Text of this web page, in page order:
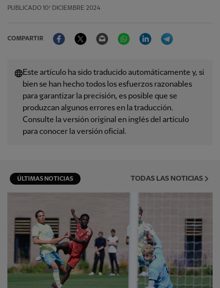
PUBLICADO 10º DICIEMBRE 2024
COMPARTIR
FacebookTwitter Email WhatsAppLinkedIn
Este artículo ha sido traducido automáticamente y, si
bien se han hecho todos los esfuerzos razonables
para garantizar la precisión, es posible que se
produzcan algunos errores en la traducción.
Consulte la versión original en inglés del artículo
para conocer la versión oficial.
ÚLTIMAS NOTICIAS TODAS LAS NOTICIAS